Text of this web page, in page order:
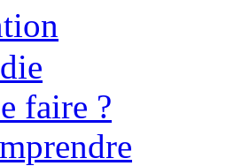
faire ?